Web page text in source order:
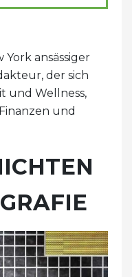
York ansässiger
der sich
und Wellness,
und